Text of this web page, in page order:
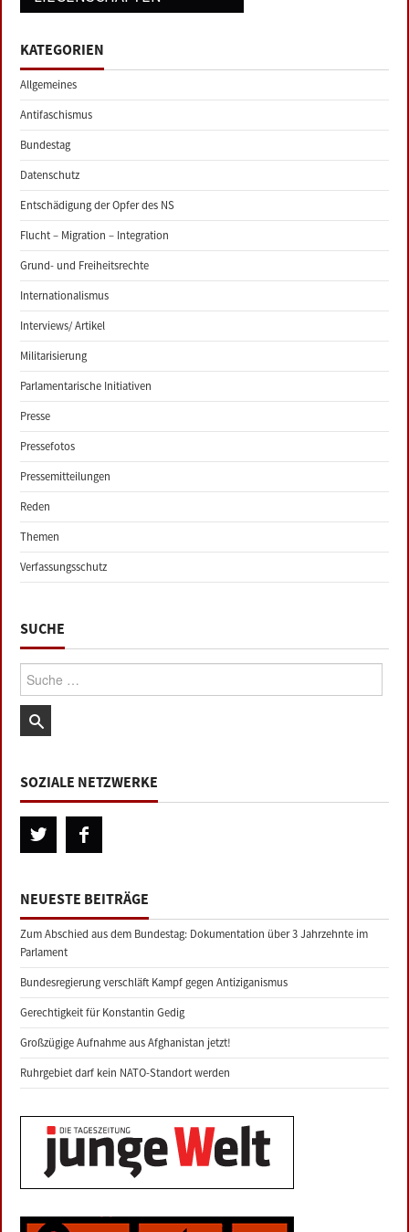
KATEGORIEN
Allgemeines
Antifaschismus
Bundestag
Datenschutz
Entschädigung der Opfer des NS
Flucht – Migration – Integration
Grund- und Freiheitsrechte
Internationalismus
Interviews/ Artikel
Militarisierung
Parlamentarische Initiativen
Presse
Pressefotos
Pressemitteilungen
Reden
Themen
Verfassungsschutz
SUCHE
Suche:
SOZIALE NETZWERKE
NEUESTE BEITRÄGE
Zum Abschied aus dem Bundestag: Dokumentation über 3 Jahrzehnte im
Parlament
Bundesregierung verschläft Kampf gegen Antiziganismus
Gerechtigkeit für Konstantin Gedig
Großzügige Aufnahme aus Afghanistan jetzt!
Ruhrgebiet darf kein NATO-Standort werden